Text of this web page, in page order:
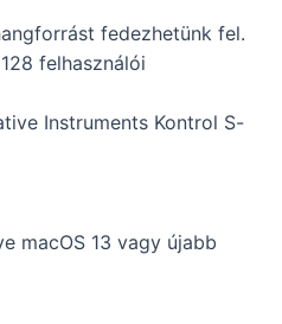
fedezhetünk fel.
felhasználói
Instruments Kontrol S-
macOS 13 vagy újabb